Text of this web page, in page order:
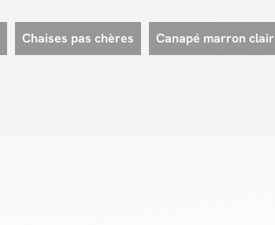
Chaises pas chères Canapé marron clair